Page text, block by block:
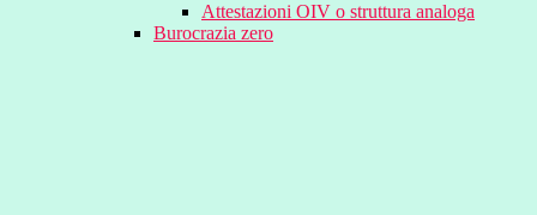
Attestazioni OIV o struttura analoga
Burocrazia zero